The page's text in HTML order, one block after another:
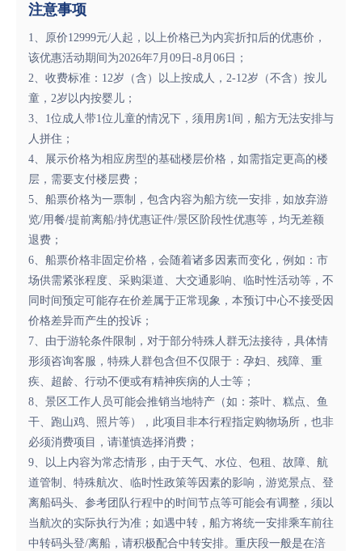
注意事项
1、原价12999元/人起，以上价格已为内宾折扣后的优惠价，
该优惠活动期间为2026年7月09日-8月06日；
2、收费标准：12岁（含）以上按成人，2-12岁（不含）按儿
童，2岁以内按婴儿；
3、1位成人带1位儿童的情况下，须用房1间，船方无法安排与
人拼住；
4、展示价格为相应房型的基础楼层价格，如需指定更高的楼
层，需要支付楼层费；
5、船票价格为一票制，包含内容为船方统一安排，如放弃游
览/用餐/提前离船/持优惠证件/景区阶段性优惠等，均无差额
退费；
6、船票价格非固定价格，会随着诸多因素而变化，例如：市
场供需紧张程度、采购渠道、大交通影响、临时性活动等，不
同时间预定可能存在价差属于正常现象，本预订中心不接受因
价格差异而产生的投诉；
7、由于游轮条件限制，对于部分特殊人群无法接待，具体情
形须咨询客服，特殊人群包含但不仅限于：孕妇、残障、重
疾、超龄、行动不便或有精神疾病的人士等；
8、景区工作人员可能会推销当地特产（如：茶叶、糕点、鱼
干、跑山鸡、照片等），此项目非本行程指定购物场所，也非
必须消费项目，请谨慎选择消费；
9、以上内容为常态情形，由于天气、水位、包租、故障、航
道管制、特殊航次、临时性政策等因素的影响，游览景点、登
离船码头、参考团队行程中的时间节点等可能会有调整，须以
当航次的实际执行为准；如遇中转，船方将统一安排乘车前往
中转码头登/离船，请积极配合中转安排。重庆段一般是在涪